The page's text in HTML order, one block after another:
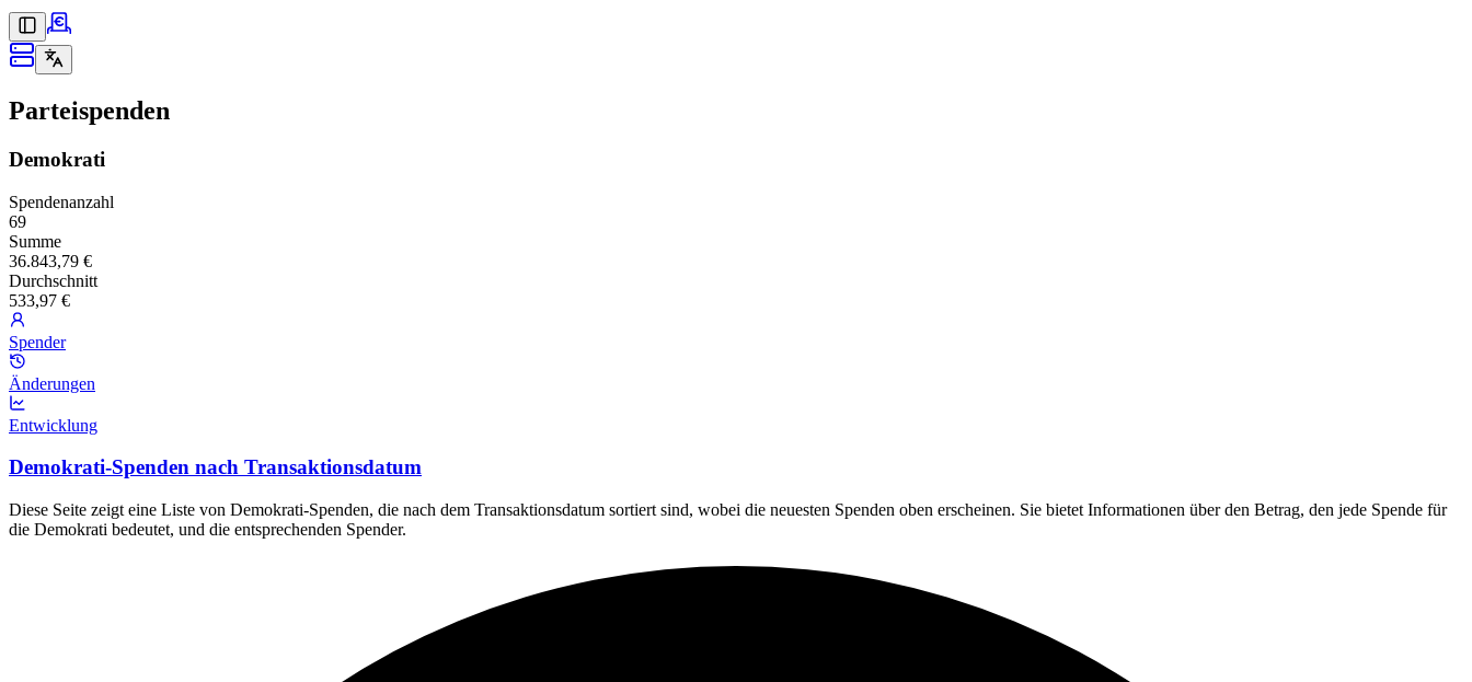
Parteispenden
Demokrati
Spendenanzahl
69
Summe
36.843,79 €
Durchschnitt
533,97 €
Spender
Änderungen
Entwicklung
Demokrati-Spenden nach Transaktionsdatum
Diese Seite zeigt eine Liste von Demokrati-Spenden, die nach dem Transaktionsdatum sortiert sind, wobei die neuesten Spenden oben erscheinen. Sie bietet Informationen über den Betrag, den jede Spende für
die Demokrati bedeutet, und die entsprechenden Spender.